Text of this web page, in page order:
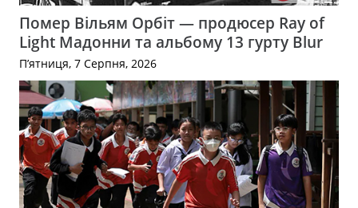
Помер Вільям Орбіт — продюсер Ray of
Light Мадонни та альбому 13 гурту Blur
П’ятниця, 7 Серпня, 2026